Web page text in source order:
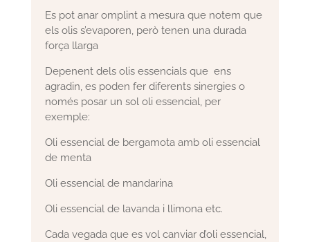
Es pot anar omplint a mesura que notem que
els olis s’evaporen, però tenen una durada
força llarga
Depenent dels olis essencials que ens
agradin, es poden fer diferents sinergies o
només posar un sol oli essencial, per
exemple:
Oli essencial de bergamota amb oli essencial
de menta
Oli essencial de mandarina
Oli essencial de lavanda i llimona etc.
Cada vegada que es vol canviar d’oli essencial,